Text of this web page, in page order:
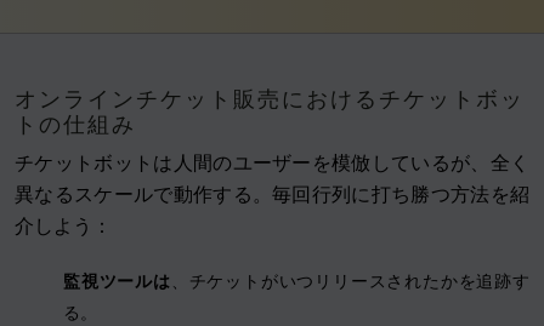
オンラインチケット販売におけるチケットボッ
トの仕組み
チケットボットは人間のユーザーを模倣しているが、全く
異なるスケールで動作する。毎回行列に打ち勝つ方法を紹
介しよう：
監視ツールは、チケットがいつリリースされたかを追跡す
る。